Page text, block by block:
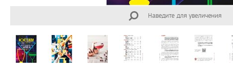
Наведите для увеличения